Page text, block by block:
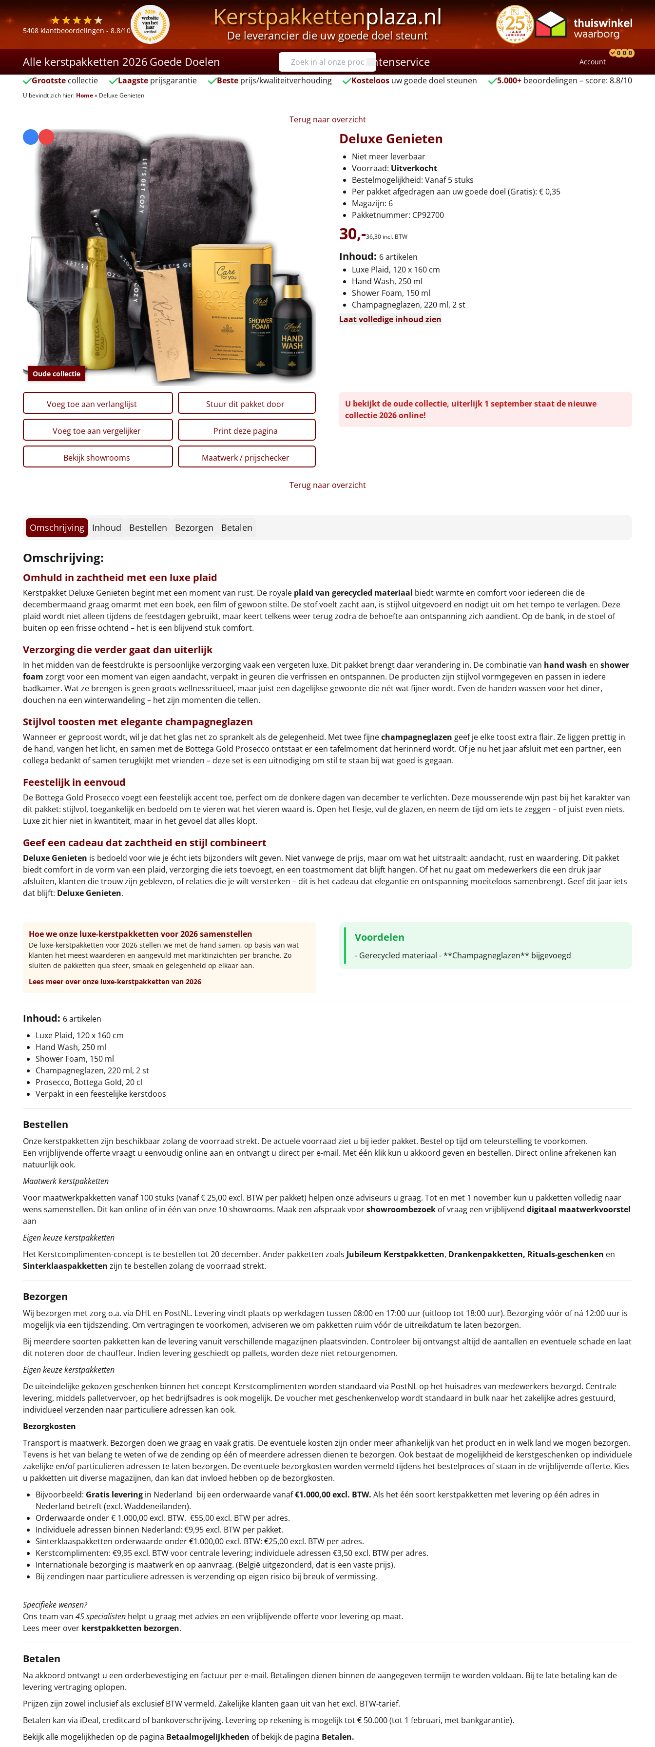
5408 klantbeoordelingen - 8.8/10 Kerstpakkettenplaza.nl
De leverancier die uw goede doel steunt
Alle kerstpakketten 2026 Goede Doelen Klantenservice Account
0 0 0
Grootste collectie Laagsteprijsgarantie Besteprijs/kwaliteitverhouding Kosteloos uw goede doel steunen 5.000+ beoordelingen – score: 8.8/10
U bevindt zich hier: Home» Deluxe Genieten
Terug naar overzicht
Oude collectie
Deluxe Genieten
Niet meer leverbaar
Voorraad: Uitverkocht
Bestelmogelijkheid: Vanaf 5 stuks
Per pakket afgedragen aan uw goede doel (Gratis): € 0,35
Magazijn: 6
Pakketnummer: CP92700
30,-36,30 incl. BTW
Inhoud: 6 artikelen
Luxe Plaid, 120 x 160 cm
Hand Wash, 250 ml
Shower Foam, 150 ml
Champagneglazen, 220 ml, 2 st
Laat volledige inhoud zien
Voeg toe aan verlanglijst Stuur dit pakket door
Voeg toe aan vergelijker Print deze pagina
Bekijk showrooms Maatwerk / prijschecker
U bekijkt de oude collectie, uiterlijk 1 september staat de nieuwe
collectie 2026 online!
Terug naar overzicht
Omschrijving Inhoud Bestellen Bezorgen Betalen
Omschrijving:
Omhuld in zachtheid met een luxe plaid
Kerstpakket Deluxe Genieten begint met een moment van rust. De royale plaid van gerecycled materiaal biedt warmte en comfort voor iedereen die de
decembermaand graag omarmt met een boek, een film of gewoon stilte. De stof voelt zacht aan, is stijlvol uitgevoerd en nodigt uit om het tempo te verlagen. Deze
plaid wordt niet alleen tijdens de feestdagen gebruikt, maar keert telkens weer terug zodra de behoefte aan ontspanning zich aandient. Op de bank, in de stoel of
buiten op een frisse ochtend – het is een blijvend stuk comfort.
Verzorging die verder gaat dan uiterlijk
In het midden van de feestdrukte is persoonlijke verzorging vaak een vergeten luxe. Dit pakket brengt daar verandering in. De combinatie van hand wash en shower
foam zorgt voor een moment van eigen aandacht, verpakt in geuren die verfrissen en ontspannen. De producten zijn stijlvol vormgegeven en passen in iedere
badkamer. Wat ze brengen is geen groots wellnessritueel, maar juist een dagelijkse gewoonte die nét wat fijner wordt. Even de handen wassen voor het diner,
douchen na een winterwandeling – het zijn momenten die tellen.
Stijlvol toosten met elegante champagneglazen
Wanneer er geproost wordt, wil je dat het glas net zo sprankelt als de gelegenheid. Met twee fijnechampagneglazen geef je elke toost extra flair. Ze liggen prettig in
de hand, vangen het licht, en samen met de Bottega Gold Prosecco ontstaat er een tafelmoment dat herinnerd wordt. Of je nu het jaar afsluit met een partner, een
collega bedankt of samen terugkijkt met vrienden – deze set is een uitnodiging om stil te staan bij wat goed is gegaan.
Feestelijk in eenvoud
De Bottega Gold Prosecco voegt een feestelijk accent toe, perfect om de donkere dagen van december te verlichten. Deze mousserende wijn past bij het karakter van
dit pakket: stijlvol, toegankelijk en bedoeld om te vieren wat het vieren waard is. Open het flesje, vul de glazen, en neem de tijd om iets te zeggen – of juist even niets.
Luxe zit hier niet in kwantiteit, maar in het gevoel dat alles klopt.
Geef een cadeau dat zachtheid en stijl combineert
Deluxe Genieten is bedoeld voor wie je écht iets bijzonders wilt geven. Niet vanwege de prijs, maar om wat het uitstraalt: aandacht, rust en waardering. Dit pakket
biedt comfort in de vorm van een plaid, verzorging die iets toevoegt, en een toastmoment dat blijft hangen. Of het nu gaat om medewerkers die een druk jaar
afsluiten, klanten die trouw zijn gebleven, of relaties die je wilt versterken – dit is het cadeau dat elegantie en ontspanning moeiteloos samenbrengt. Geef dit jaar iets
dat blijft: Deluxe Genieten.
Hoe we onze luxe-kerstpakketten voor 2026 samenstellen
De luxe-kerstpakketten voor 2026 stellen we met de hand samen, op basis van wat
klanten het meest waarderen en aangevuld met marktinzichten per branche. Zo
sluiten de pakketten qua sfeer, smaak en gelegenheid op elkaar aan.
Lees meer over onze luxe-kerstpakketten van 2026
Voordelen
- Gerecycled materiaal - **Champagneglazen** bijgevoegd
Inhoud: 6 artikelen
Luxe Plaid, 120 x 160 cm
Hand Wash, 250 ml
Shower Foam, 150 ml
Champagneglazen, 220 ml, 2 st
Prosecco, Bottega Gold, 20 cl
Verpakt in een feestelijke kerstdoos
Bestellen
Onze kerstpakketten zijn beschikbaar zolang de voorraad strekt. De actuele voorraad ziet u bij ieder pakket. Bestel op tijd om teleurstelling te voorkomen.
Een vrijblijvende offerte vraagt u eenvoudig online aan en ontvangt u direct per e-mail. Met één klik kun u akkoord geven en bestellen. Direct online afrekenen kan
natuurlijk ook.
Maatwerk kerstpakketten
Voor maatwerkpakketten vanaf 100 stuks (vanaf € 25,00 excl. BTW per pakket) helpen onze adviseurs u graag. Tot en met 1 november kun u pakketten volledig naar
wens samenstellen. Dit kan online of in één van onze 10 showrooms. Maak een afspraak voorshowroombezoek of vraag een vrijblijvend digitaal maatwerkvoorstel
aan
Eigen keuze kerstpakketten
Het Kerstcomplimenten-concept is te bestellen tot 20 december. Ander pakketten zoals Jubileum Kerstpakketten, Drankenpakketten, Rituals-geschenken en
Sinterklaaspakketten zijn te bestellen zolang de voorraad strekt.
Bezorgen
Wij bezorgen met zorg o.a. via DHL en PostNL. Levering vindt plaats op werkdagen tussen 08:00 en 17:00 uur (uitloop tot 18:00 uur). Bezorging vóór of ná 12:00 uur is
mogelijk via een tijdszending. Om vertragingen te voorkomen, adviseren we om pakketten ruim vóór de uitreikdatum te laten bezorgen.
Bij meerdere soorten pakketten kan de levering vanuit verschillende magazijnen plaatsvinden. Controleer bij ontvangst altijd de aantallen en eventuele schade en laat
dit noteren door de chauffeur. Indien levering geschiedt op pallets, worden deze niet retourgenomen.
Eigen keuze kerstpakketten
De uiteindelijke gekozen geschenken binnen het concept Kerstcomplimenten worden standaard via PostNL op het huisadres van medewerkers bezorgd. Centrale
levering, middels palletvervoer, op het bedrijfsadres is ook mogelijk. De voucher met geschenkenvelop wordt standaard in bulk naar het zakelijke adres gestuurd,
individueel verzenden naar particuliere adressen kan ook.
Bezorgkosten
Transport is maatwerk. Bezorgen doen we graag en vaak gratis. De eventuele kosten zijn onder meer afhankelijk van het product en in welk land we mogen bezorgen.
Tevens is het van belang te weten of we de zending op één of meerdere adressen dienen te bezorgen. Ook bestaat de mogelijkheid de kerstgeschenken op individuele
zakelijke en/of particulieren adressen te laten bezorgen. De eventuele bezorgkosten worden vermeld tijdens het bestelproces of staan in de vrijblijvende offerte. Kies
u pakketten uit diverse magazijnen, dan kan dat invloed hebben op de bezorgkosten.
Bijvoorbeeld: Gratis levering in Nederland bij een orderwaarde vanaf€1.000,00 excl. BTW. Als het één soort kerstpakketten met levering op één adres in
Nederland betreft (excl. Waddeneilanden).
Orderwaarde onder € 1.000,00 excl. BTW. €55,00 excl. BTW per adres.
Individuele adressen binnen Nederland: €9,95 excl. BTW per pakket.
Sinterklaaspakketten orderwaarde onder €1.000,00 excl. BTW: €25,00 excl. BTW per adres.
Kerstcomplimenten: €9,95 excl. BTW voor centrale levering; individuele adressen €3,50 excl. BTW per adres.
Internationale bezorging is maatwerk en op aanvraag. (België uitgezonderd, dat is een vaste prijs).
Bij zendingen naar particuliere adressen is verzending op eigen risico bij breuk of vermissing.
Specifieke wensen?
Ons team van 45 specialisten helpt u graag met advies en een vrijblijvende offerte voor levering op maat.
Lees meer over kerstpakketten bezorgen.
Betalen
Na akkoord ontvangt u een orderbevestiging en factuur per e-mail. Betalingen dienen binnen de aangegeven termijn te worden voldaan. Bij te late betaling kan de
levering vertraging oplopen.
Prijzen zijn zowel inclusief als exclusief BTW vermeld. Zakelijke klanten gaan uit van het excl. BTW-tarief.
Betalen kan via iDeal, creditcard of bankoverschrijving. Levering op rekening is mogelijk tot € 50.000 (tot 1 februari, met bankgarantie).
Bekijk alle mogelijkheden op de pagina Betaalmogelijkheden of bekijk de pagina Betalen.